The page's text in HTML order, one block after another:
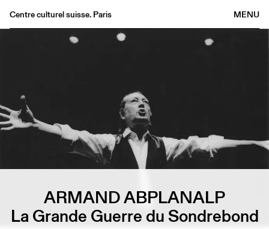
MENU
Centre culturel suisse. Paris
Archives
Médiathèque
Éditions
FR/EN
ARMAND ABPLANALP
La Grande Guerre du Sondrebond